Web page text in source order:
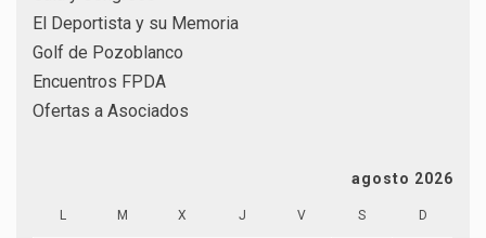
El Deportista y su Memoria
Golf de Pozoblanco
Encuentros FPDA
Ofertas a Asociados
agosto 2026
L M X J V S D